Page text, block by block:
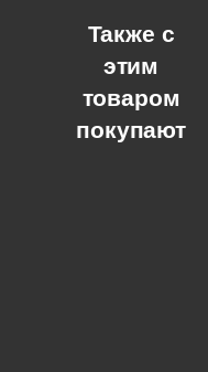
Также с
этим
товаром
покупают